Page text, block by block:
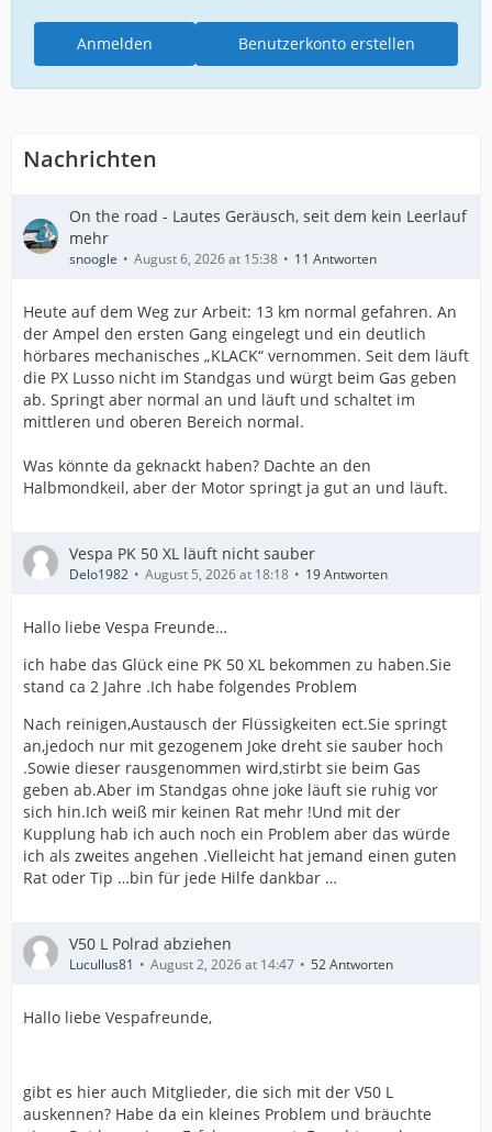
Benutzerkonto erstellen
Anmelden
Nachrichten
On the road - Lautes Geräusch, seit dem kein Leerlauf
mehr
snoogle August 6, 2026 at 15:38 11 Antworten
Heute auf dem Weg zur Arbeit: 13 km normal gefahren. An
der Ampel den ersten Gang eingelegt und ein deutlich
hörbares mechanisches „KLACK“ vernommen. Seit dem läuft
die PX Lusso nicht im Standgas und würgt beim Gas geben
ab. Springt aber normal an und läuft und schaltet im
mittleren und oberen Bereich normal.
Was könnte da geknackt haben? Dachte an den
Halbmondkeil, aber der Motor springt ja gut an und läuft.
Vespa PK 50 XL läuft nicht sauber
Delo1982 August 5, 2026 at 18:18 19 Antworten
Hallo liebe Vespa Freunde…
ich habe das Glück eine PK 50 XL bekommen zu haben.Sie
stand ca 2 Jahre .Ich habe folgendes Problem
Nach reinigen,Austausch der Flüssigkeiten ect.Sie springt
an,jedoch nur mit gezogenem Joke dreht sie sauber hoch
.Sowie dieser rausgenommen wird,stirbt sie beim Gas
geben ab.Aber im Standgas ohne joke läuft sie ruhig vor
sich hin.Ich weiß mir keinen Rat mehr !Und mit der
Kupplung hab ich auch noch ein Problem aber das würde
ich als zweites angehen .Vielleicht hat jemand einen guten
Rat oder Tip …bin für jede Hilfe dankbar …
V50 L Polrad abziehen
Lucullus81 August 2, 2026 at 14:47 52 Antworten
Hallo liebe Vespafreunde,
gibt es hier auch Mitglieder, die sich mit der V50 L
auskennen? Habe da ein kleines Problem und bräuchte